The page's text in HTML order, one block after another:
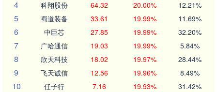
4 科翔股份 64.32 20.00% 12.21%
5 蜀道装备 33.61 19.99% 11.69%
6 中巨芯 27.85 19.99% 32.20%
7 广哈通信 19.03 19.99% 5.84%
8 欣天科技 18.02 19.97% 28.44%
9 飞天诚信 12.56 19.96% 8.49%
10 任子行 7.16 19.93% 31.42%